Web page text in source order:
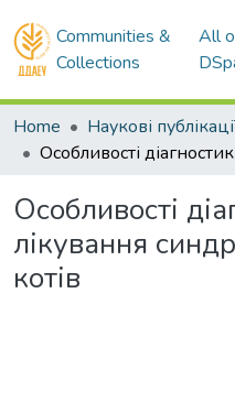
Communities &
Collections
All
Home Наукові
Особливості
лікування
котів